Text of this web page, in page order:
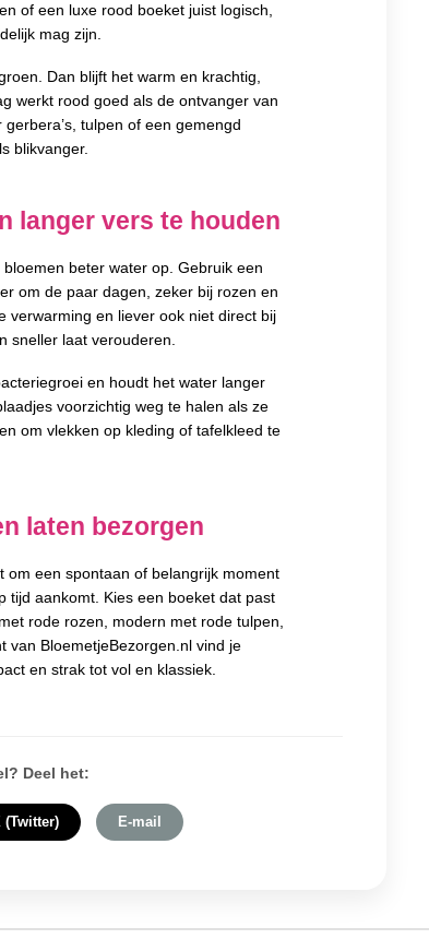
of een luxe rood boeket juist logisch,
mag zijn.
Dan blijft het warm en krachtig,
werkt rood goed als de ontvanger van
tulpen of een gemengd
blikvanger.
langer vers te houden
beter water op. Gebruik een
om de paar dagen, zeker bij rozen en
verwarming en liever ook niet direct bij
sneller laat verouderen.
en houdt het water langer
voorzichtig weg te halen als ze
om vlekken op kleding of tafelkleed te
laten bezorgen
om een spontaan of belangrijk moment
tijd aankomt. Kies een boeket dat past
rode rozen, modern met rode tulpen,
van BloemetjeBezorgen.nl vind je
en strak tot vol en klassiek.
Deel het:
(Twitter) E-mail